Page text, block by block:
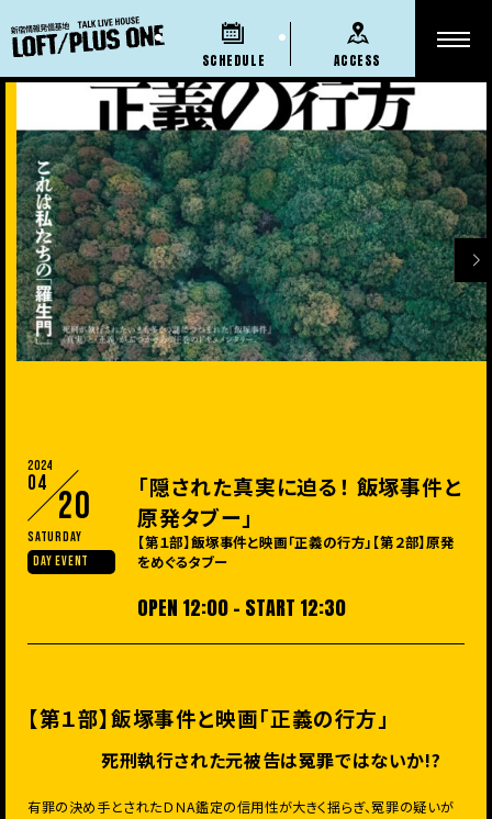
SCHEDULE ACCESS
2024
04
20
Saturday
DAY EVENT
「隠された真実に迫る！ 飯塚事件と
原発タブー」
【第１部】飯塚事件と映画「正義の行方」【第２部】原発
をめぐるタブー
OPEN 12:00 - START 12:30
【第１部】飯塚事件と映画「正義の行方」
――死刑執行された元被告は冤罪ではないか!?
有罪の決め手とされたＤＮA鑑定の信用性が大きく揺らぎ、冤罪の疑いが